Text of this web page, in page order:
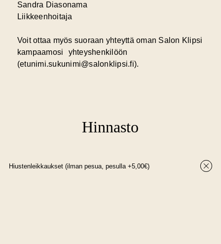
Sandra Diasonama
Liikkeenhoitaja
Voit ottaa myös suoraan yhteyttä oman Salon Klipsi
kampaamosi yhteyshenkilöön
(etunimi.sukunimi@salonklipsi.fi).
Hinnasto
Hiustenleikkaukset (ilman pesua, pesulla +5,00€)